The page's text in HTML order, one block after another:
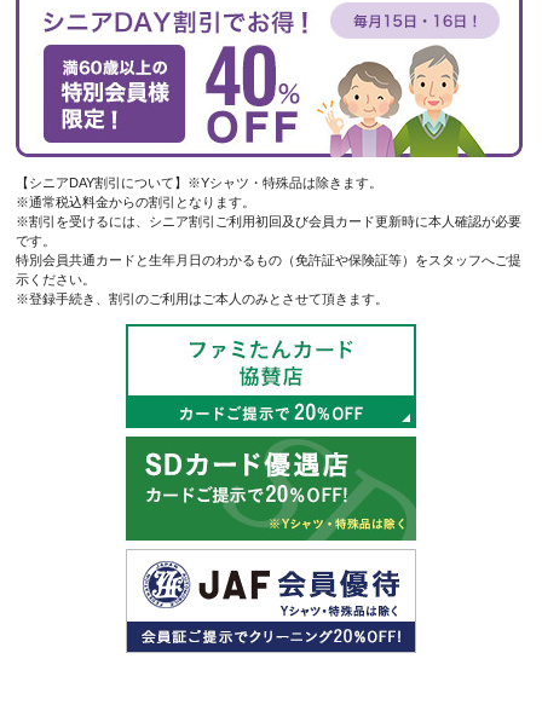
【シニアDAY割引について】※Yシャツ・特殊品は除きます。
※通常税込料金からの割引となります。
※割引を受けるには、シニア割引ご利用初回及び会員カード更新時に本人確認が必要
です。
特別会員共通カードと生年月日のわかるもの（免許証や保険証等）をスタッフへご提
示ください。
※登録手続き、割引のご利用はご本人のみとさせて頂きます。